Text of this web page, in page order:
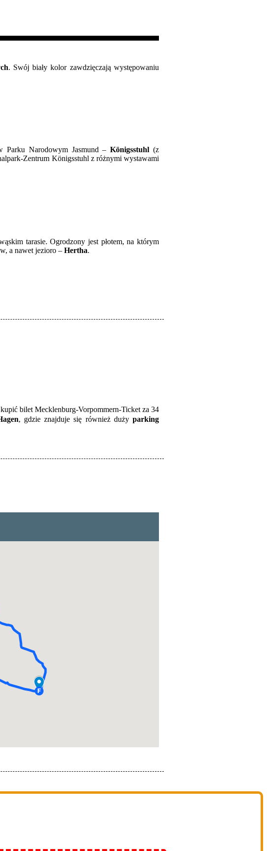
. Swój biały kolor zawdzięczają występowaniu
Parku Narodowym Jasmund –Königsstuhl(z
Zentrum Königsstuhl z różnymi wystawami
tarasie. Ogrodzony jest płotem, na którym
a nawet jezioro – Hertha.
bilet Mecklenburg-Vorpommern-Ticket za 34
, gdzie znajduje się również duży parking